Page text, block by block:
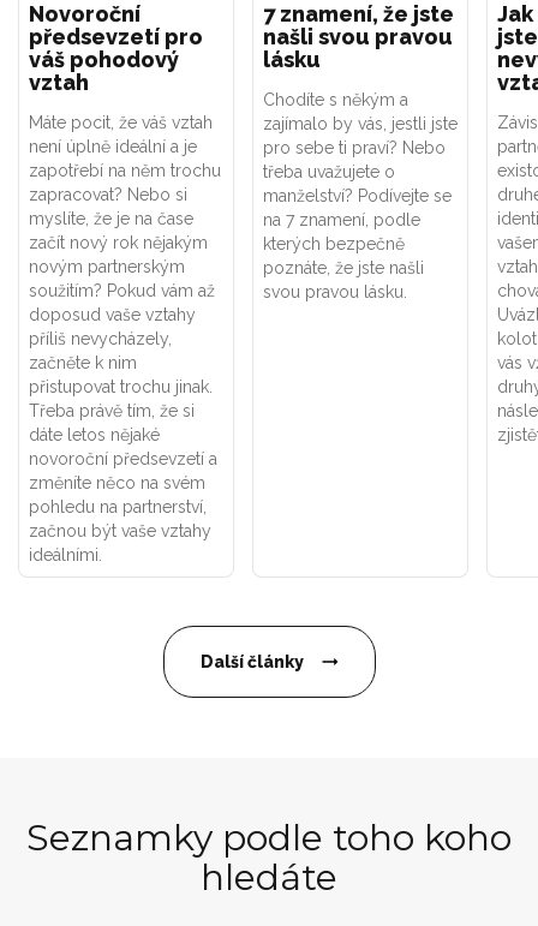
Novoroční
předsevzetí pro
váš pohodový
vztah
Máte pocit, že váš vztah
není úplně ideální a je
zapotřebí na něm trochu
zapracovat? Nebo si
myslíte, že je na čase
začít nový rok nějakým
novým partnerským
soužitím? Pokud vám až
doposud vaše vztahy
příliš nevycházely,
začněte k nim
přistupovat trochu jinak.
Třeba právě tím, že si
dáte letos nějaké
novoroční předsevzetí a
změníte něco na svém
pohledu na partnerství,
začnou být vaše vztahy
ideálními.
7 znamení, že jste
našli svou pravou
lásku
Chodíte s někým a
zajímalo by vás, jestli jste
pro sebe ti praví? Nebo
třeba uvažujete o
manželství? Podívejte se
na 7 znamení, podle
kterých bezpečně
poznáte, že jste našli
svou pravou lásku.
vás
Další články
Seznamky podle toho koho
hledáte